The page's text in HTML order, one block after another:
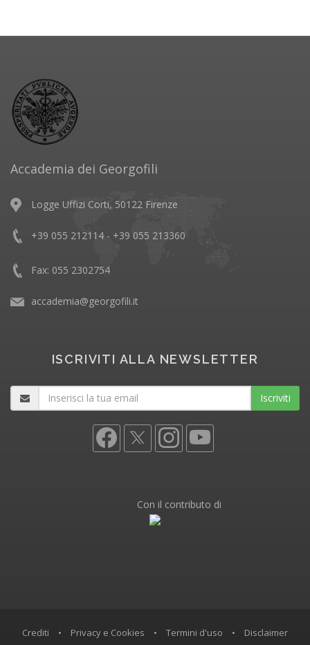
Accademia dei Georgofili
Logge Uffizi Corti, 50122 Firenze
+39 055 212114 - +39 055 213360
Fax: 055 2302754
accademia@georgofili.it
ISCRIVITI ALLA NEWSLETTER
Iscriviti
Con il contributo di
Crediti • Privacy e Cookies • Termini d'uso • Disclaimer